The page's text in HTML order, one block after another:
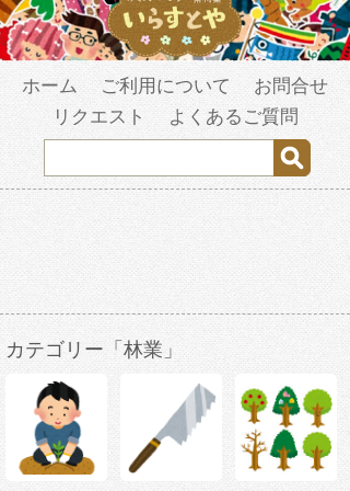
ホーム ご利用について
お問合せ
リクエスト
よくあるご質問
カテゴリー「林業」